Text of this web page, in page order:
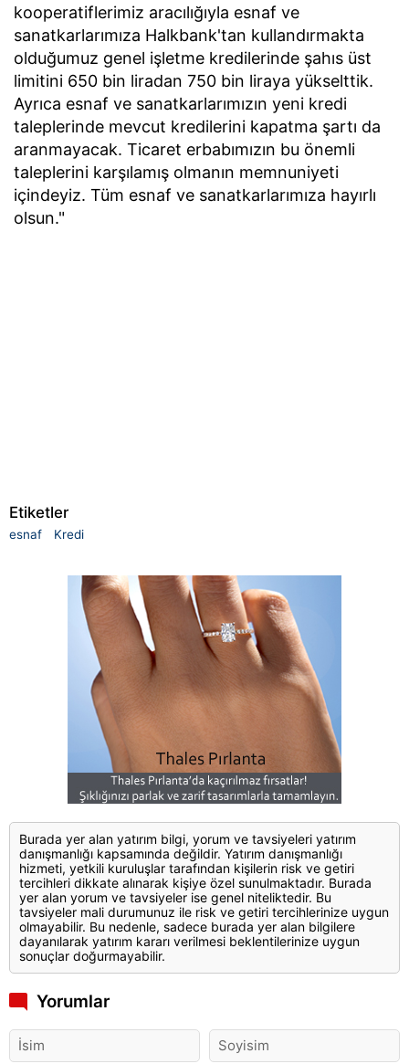
kooperatiflerimiz aracılığıyla esnaf ve
sanatkarlarımıza Halkbank'tan kullandırmakta
olduğumuz genel işletme kredilerinde şahıs üst
limitini 650 bin liradan 750 bin liraya yükselttik.
Ayrıca esnaf ve sanatkarlarımızın yeni kredi
taleplerinde mevcut kredilerini kapatma şartı da
aranmayacak. Ticaret erbabımızın bu önemli
taleplerini karşılamış olmanın memnuniyeti
içindeyiz. Tüm esnaf ve sanatkarlarımıza hayırlı
olsun."
Etiketler
esnaf Kredi
Burada yer alan yatırım bilgi, yorum ve tavsiyeleri yatırım
danışmanlığı kapsamında değildir. Yatırım danışmanlığı
hizmeti, yetkili kuruluşlar tarafından kişilerin risk ve getiri
tercihleri dikkate alınarak kişiye özel sunulmaktadır. Burada
yer alan yorum ve tavsiyeler ise genel niteliktedir. Bu
tavsiyeler mali durumunuz ile risk ve getiri tercihlerinize uygun
olmayabilir. Bu nedenle, sadece burada yer alan bilgilere
dayanılarak yatırım kararı verilmesi beklentilerinize uygun
sonuçlar doğurmayabilir.
Yorumlar